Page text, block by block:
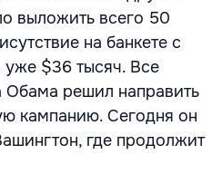
выложить всего 50
на банкете с
$36 тысяч. Все
Обама решил направить
кампанию. Сегодня он
где продолжит